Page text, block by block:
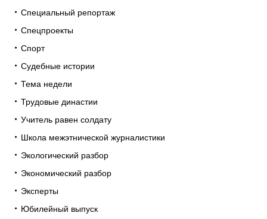
Специальный репортаж
Спецпроекты
Спорт
Судебные истории
Тема недели
Трудовые династии
Учитель равен солдату
Школа межэтнической журналистики
Экологический разбор
Экономический разбор
Эксперты
Юбилейный выпуск